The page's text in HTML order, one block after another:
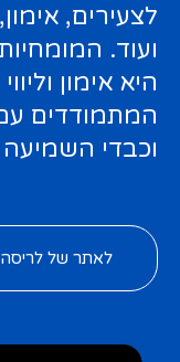
לצעירים,
ועוד.
היא אימון
המתמודדים
וכבדי
לאתר של